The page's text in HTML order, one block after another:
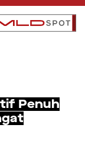
Penuh